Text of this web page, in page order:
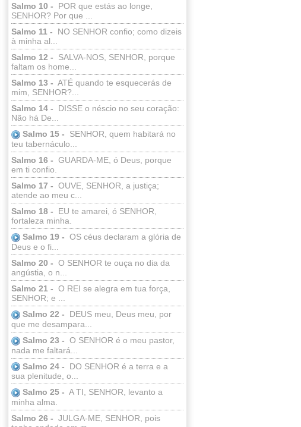
Salmo 10 -
POR que estás ao longe,
SENHOR? Por que ...
Salmo 11 -
NO SENHOR confio; como dizeis
à minha al...
Salmo 12 -
SALVA-NOS, SENHOR, porque
faltam os home...
Salmo 13 - ATÉ quando te esquecerás de
mim, SENHOR?...
Salmo 14 -
DISSE o néscio no seu coração:
Não há De...
Salmo 15 -
SENHOR, quem habitará no
teu tabernáculo...
Salmo 16 - GUARDA-ME, ó Deus, porque
em ti confio.
Salmo 17 - OUVE, SENHOR, a justiça;
atende ao meu c...
Salmo 18 -
EU te amarei, ó SENHOR,
fortaleza minha.
Salmo 19 - OS céus declaram a glória de
Deus e o fi...
Salmo 20 - O SENHOR te ouça no dia da
angústia, o n...
Salmo 21 - O REI se alegra em tua força,
SENHOR; e ...
Salmo 22 -
DEUS meu, Deus meu, por
que me desampara...
Salmo 23 - O SENHOR é o meu pastor,
nada me faltará...
Salmo 24 -
DO SENHOR é a terra e a
sua plenitude, o...
Salmo 25 - A TI, SENHOR, levanto a
minha alma.
Salmo 26 - JULGA-ME, SENHOR, pois